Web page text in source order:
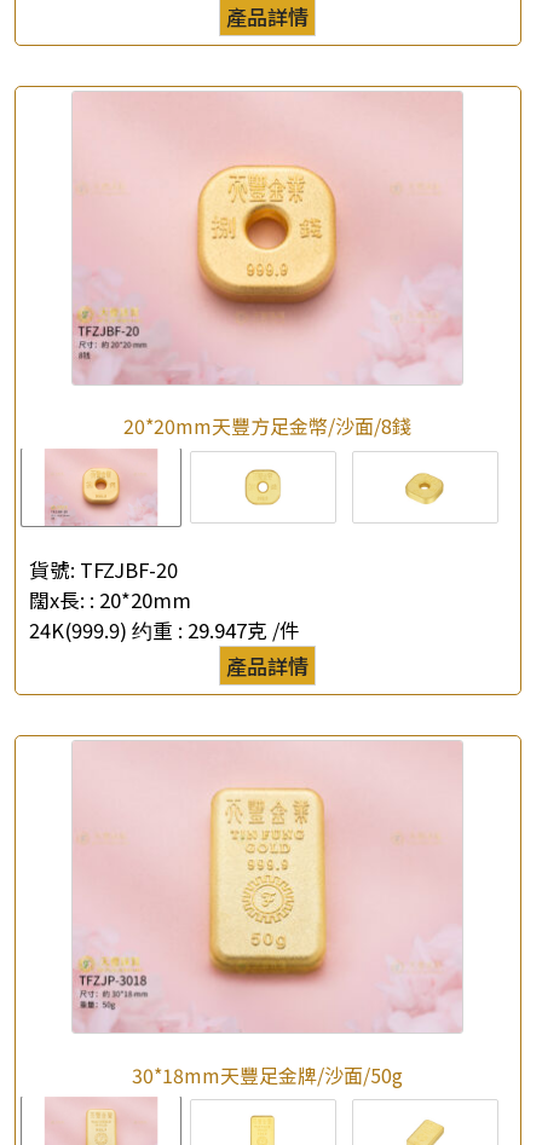
產品詳情
20*20mm天豐方足金幣/沙面/8錢
貨號: TFZJBF-20
闊x長: : 20*20mm
24K(999.9) 约重 : 29.947克 /件
產品詳情
30*18mm天豐足金牌/沙面/50g